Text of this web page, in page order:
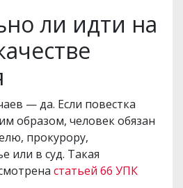
ли идти на
— да. Если повестка
образом, человек обязан
прокурору,
или в суд. Такая
статьей 66 УПК